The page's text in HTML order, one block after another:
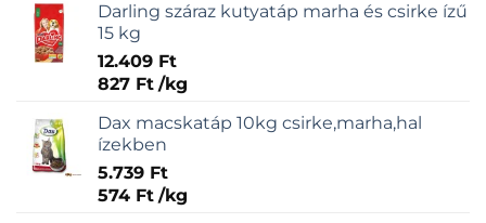
Darling száraz kutyatáp marha és csirke ízű
15 kg
12.409 Ft
827 Ft /kg
Dax macskatáp 10kg csirke,marha,hal
ízekben
5.739 Ft
574 Ft /kg